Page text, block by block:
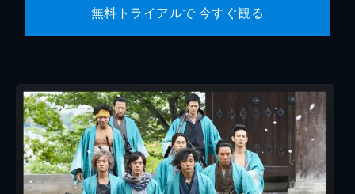
無料トライアルで 今すぐ観る